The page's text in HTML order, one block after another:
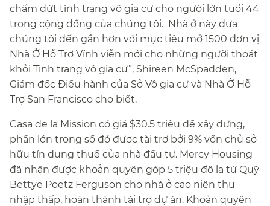
chấm dứt tình trạng vô gia cư cho người lớn tuổi 44
trong cộng đồng của chúng tôi. Nhà ở này đưa
chúng tôi đến gần hơn với mục tiêu mở 1500 đơn vị
Nhà Ở Hỗ Trợ Vĩnh viễn mới cho những người thoát
khỏi Tình trạng vô gia cư”, Shireen McSpadden,
Giám đốc Điều hành của Sở Vô gia cư và Nhà Ở Hỗ
Trợ San Francisco cho biết.​​
Casa de la Mission có giá $30.5 triệu để xây dựng,
phần lớn trong số đó được tài trợ bởi 9% vốn chủ sở
hữu tín dụng thuế của nhà đầu tư. Mercy Housing
đã nhận được khoản quyên góp 5 triệu đô la từ Quỹ
Bettye Poetz Ferguson cho nhà ở cao niên thu
nhập thấp, hoàn thành tài trợ dự án. Khoản quyên